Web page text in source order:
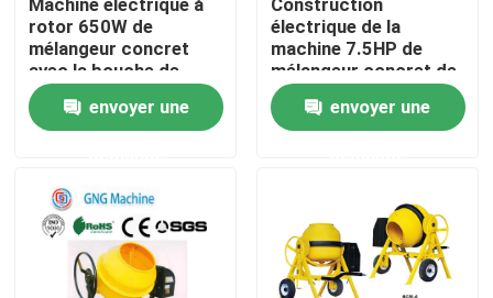
Aperçu
Produits
Vidéos
A propos de nous
Machine électrique à
rotor 650W de
mélangeur concret
avec la bouche de
tambour
envoyer une
Construction
électrique de la
machine 7.5HP de
mélangeur concret de
la CE moyenne
envoyer une